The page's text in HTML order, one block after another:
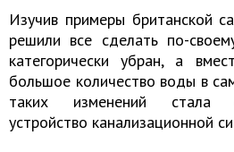
Изучив примеры британской
решили все сделать по-
категорически убран, а
большое количество воды в
таких изменений стала
устройство канализационной